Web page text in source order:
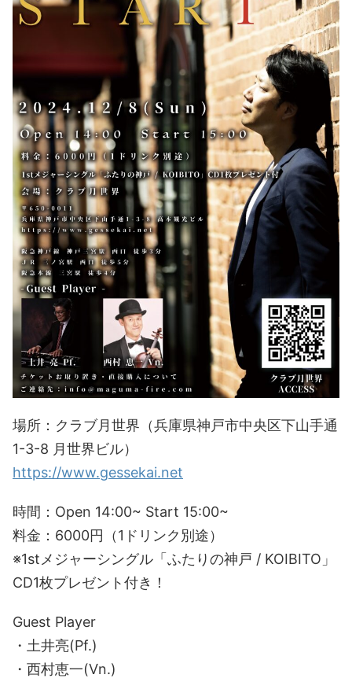
場所：クラブ月世界（兵庫県神戸市中央区下山手通
1-3-8 月世界ビル）
https://www.gessekai.net
時間：Open 14:00~ Start 15:00~
料金：6000円（1ドリンク別途）
※1stメジャーシングル「ふたりの神戸 / KOIBITO」
CD1枚プレゼント付き！
Guest Player
・土井亮(Pf.)
・西村恵一(Vn.)